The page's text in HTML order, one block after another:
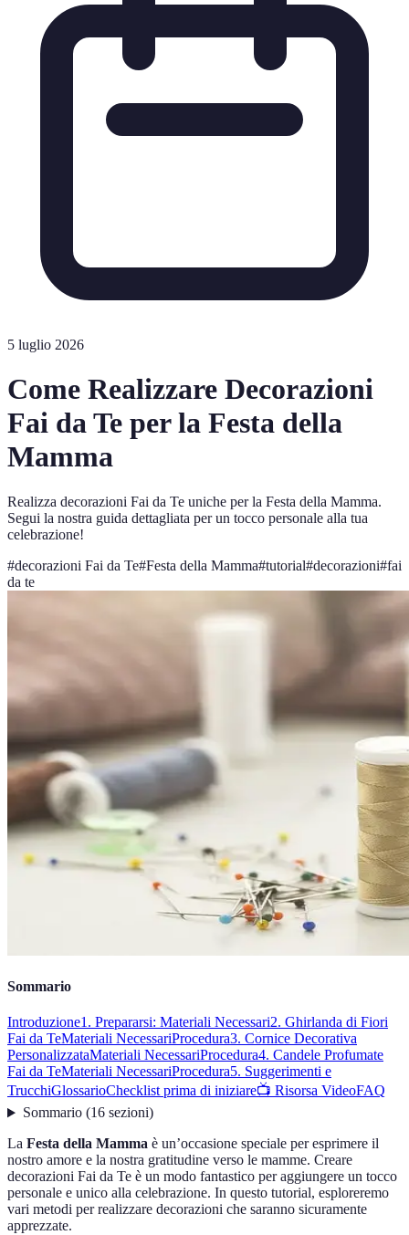
5 luglio 2026
Come Realizzare Decorazioni
Fai da Te per la Festa della
Mamma
Realizza decorazioni Fai da Te uniche per la Festa della Mamma.
Segui la nostra guida dettagliata per un tocco personale alla tua
celebrazione!
#decorazioni Fai da Te#Festa della Mamma#tutorial#decorazioni#fai
da te
Sommario
Introduzione1. Prepararsi: Materiali Necessari2. Ghirlanda di Fiori
Fai da TeMateriali NecessariProcedura3. Cornice Decorativa
PersonalizzataMateriali NecessariProcedura4. Candele Profumate
Fai da TeMateriali NecessariProcedura5. Suggerimenti e
TrucchiGlossarioChecklist prima di iniziare📺 Risorsa VideoFAQ
Sommario(16 sezioni)
La Festa della Mamma è un’occasione speciale per esprimere il
nostro amore e la nostra gratitudine verso le mamme. Creare
decorazioni Fai da Te è un modo fantastico per aggiungere un tocco
personale e unico alla celebrazione. In questo tutorial, esploreremo
vari metodi per realizzare decorazioni che saranno sicuramente
apprezzate.